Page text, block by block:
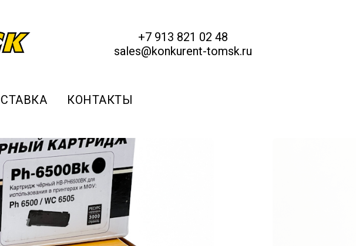
+7 913 821 02 48
sales@konkurent-tomsk.ru
КОНТАКТЫ